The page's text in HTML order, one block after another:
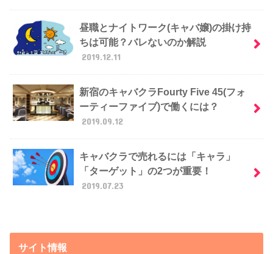
昼職とナイトワーク(キャバ嬢)の掛け持
ちは可能？バレないのか解説
2019.12.11
新宿のキャバクラFourty Five 45(フォ
ーティーファイブ)で働くには？
2019.09.12
キャバクラで売れるには「キャラ」
「ターゲット」の2つが重要！
2019.07.23
サイト情報